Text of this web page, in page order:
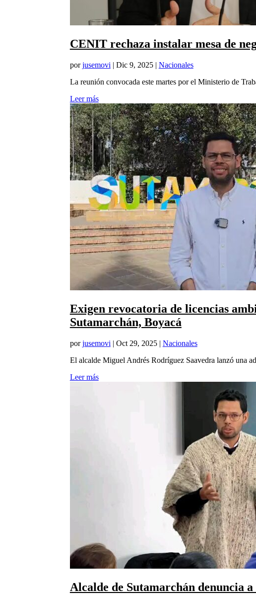
CENIT rechaza instalar mesa de
porjusemovi | Dic 9, 2025| Nacionales
La reunión convocada este martes por el Ministerio de
Leer más
Exigen revocatoria de licencias
Sutamarchán, Boyacá
porjusemovi | Oct 29, 2025| Nacionales
El alcalde Miguel Andrés Rodríguez Saavedra lanzó una
Leer más
Alcalde de Sutamarchán denuncia